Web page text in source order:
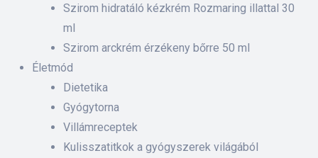
Szirom hidratáló kézkrém Rozmaring illattal 30
ml
Szirom arckrém érzékeny bőrre 50 ml
Életmód
Dietetika
Gyógytorna
Villámreceptek
Kulisszatitkok a gyógyszerek világából